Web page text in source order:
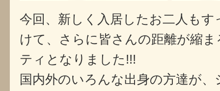
今回、新しく入居したお二人もす
けて、さらに皆さんの距離が縮
ティとなりました!!!
国内外のいろんな出身の方達が